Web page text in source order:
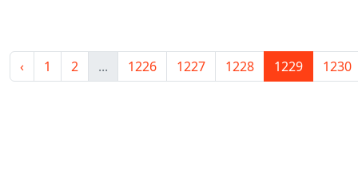
‹ 1 2 ... 1226 1227 1228 1229 1230